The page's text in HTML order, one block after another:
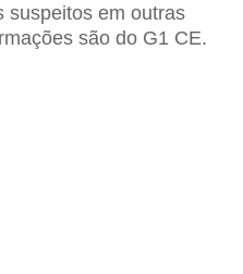
suspeitos em outras
são do G1 CE.